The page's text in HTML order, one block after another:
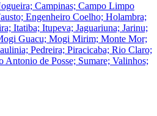
Campinas; Campo Limpo
Engenheiro Coelho; Holambra;
Itatiba; Itupeva; Jaguariuna; Jarinu;
Guacu; Mogi Mirim; Monte Mor;
Pedreira; Piracicaba; Rio Claro;
Antonio de Posse; Sumare; Valinhos;